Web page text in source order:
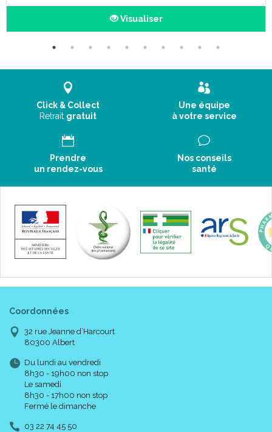
Visualiser
Click & Collect
Retrait gratuit
Une équipe
à votre service
Prendre
un rendez-vous
Nos conseils
santé
Coordonnées
32 rue Jeanne d’Harcourt
80300 Albert
Du lundi au vendredi
8h30 - 19h00 non stop
Le samedi
8h30 - 17h00 non stop
Fermé le dimanche
03 22 74 45 50